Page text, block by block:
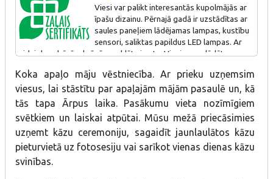
Viesi var palikt interesantās kupolmājās ar
īpašu dizainu. Pērnajā gadā ir uzstādītas ar
saules paneļiem lādējamas lampas, kustību
sensori, saliktas papildus LED lampas. Ar
videi draudzīgām krāsām noklāts jumts. Viesi var uzlādēt
Koka apaļo māju vēstniecība. Ar prieku uzņemsim
viesus, lai stāstītu par apaļajām mājām pasaulē un, kā
tās tapa Ārpus laika. Pasākumu vieta nozīmīgiem
svētkiem un laiskai atpūtai. Mūsu mežā priecāsimies
uzņemt kāzu ceremoniju, sagaidīt jaunlaulātos kāzu
pieturvietā uz fotosesiju vai sarīkot vienas dienas kāzu
svinības.